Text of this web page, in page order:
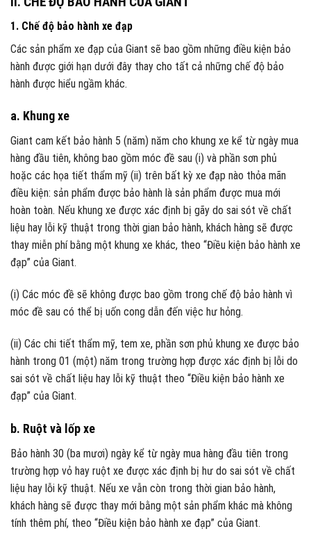
1. Chế độ bảo hành xe đạp
Các sản phẩm xe đạp của Giant sẽ bao gồm những điều kiện bảo
hành được giới hạn dưới đây thay cho tất cả những chế độ bảo
hành được hiểu ngầm khác.
a. Khung xe
Giant cam kết bảo hành 5 (năm) năm cho khung xe kể từ ngày mua
hàng đầu tiên, không bao gồm móc đề sau (i) và phần sơn phủ
hoặc các họa tiết thẩm mỹ (ii) trên bất kỳ xe đạp nào thỏa mãn
điều kiện: sản phẩm được bảo hành là sản phẩm được mua mới
hoàn toàn. Nếu khung xe được xác định bị gãy do sai sót về chất
liệu hay lỗi kỹ thuật trong thời gian bảo hành, khách hàng sẽ được
thay miễn phí bằng một khung xe khác, theo “Điều kiện bảo hành xe
đạp” của Giant.
(i) Các móc đề sẽ không được bao gồm trong chế độ bảo hành vì
móc đề sau có thể bị uốn cong dẫn đến việc hư hỏng.
(ii) Các chi tiết thẩm mỹ, tem xe, phần sơn phủ khung xe được bảo
hành trong 01 (một) năm trong trường hợp được xác định bị lỗi do
sai sót về chất liệu hay lỗi kỹ thuật theo “Điều kiện bảo hành xe
đạp” của Giant.
b. Ruột và lốp xe
Bảo hành 30 (ba mươi) ngày kể từ ngày mua hàng đầu tiên trong
trường hợp vỏ hay ruột xe được xác định bị hư do sai sót về chất
liệu hay lỗi kỹ thuật. Nếu xe vẫn còn trong thời gian bảo hành,
khách hàng sẽ được thay mới bằng một sản phẩm khác mà không
tính thêm phí, theo “Điều kiện bảo hành xe đạp” của Giant.